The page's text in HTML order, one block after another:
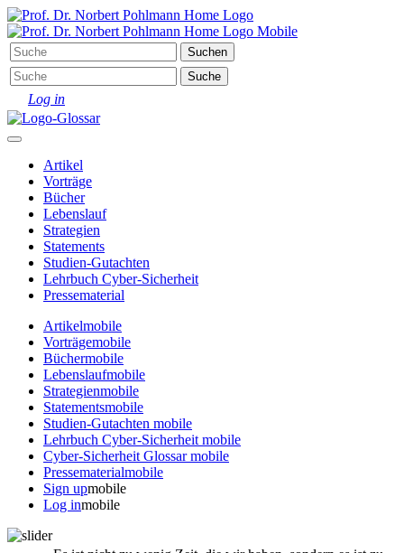
Log in
Artikel
Vorträge
Bücher
Lebenslauf
Strategien
Statements
Studien-Gutachten
Lehrbuch Cyber-Sicherheit
Pressematerial
Artikelmobile
Vorträgemobile
Büchermobile
Lebenslaufmobile
Strategienmobile
Statementsmobile
Studien-Gutachten mobile
Lehrbuch Cyber-Sicherheit mobile
Cyber-Sicherheit Glossarmobile
Pressematerialmobile
Sign upmobile
Log inmobile